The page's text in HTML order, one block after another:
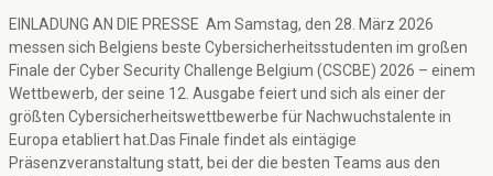
EINLADUNG AN DIE PRESSE Am Samstag, den 28. März 2026
messen sich Belgiens beste Cybersicherheitsstudenten im großen
Finale der Cyber Security Challenge Belgium (CSCBE) 2026 – einem
Wettbewerb, der seine 12. Ausgabe feiert und sich als einer der
größten Cybersicherheitswettbewerbe für Nachwuchstalente in
Europa etabliert hat.Das Finale findet als eintägige
Präsenzveranstaltung statt, bei der die besten Teams aus den